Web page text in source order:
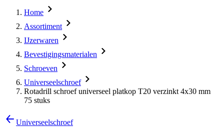
Home
Assortiment
IJzerwaren
Bevestigingsmaterialen
Schroeven
Universeelschroef
Rotadrill schroef universeel platkop T20 verzinkt 4x30 mm
75 stuks
Universeelschroef